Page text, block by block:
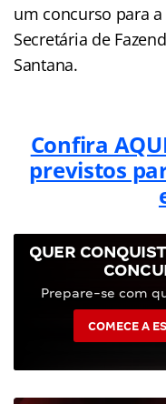
um concurso para
Secretária de
Santana.
Confira
previstos
QUER
Prepare-se com
COMECE A